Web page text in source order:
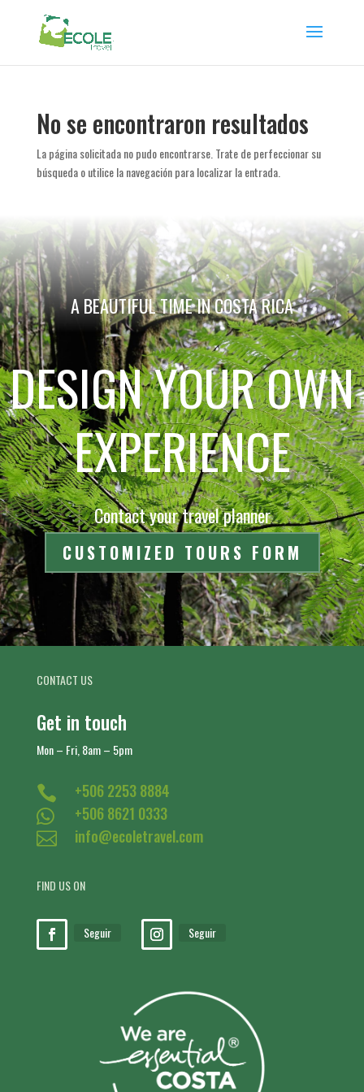
No se encontraron resultados
La página solicitada no pudo encontrarse. Trate de perfeccionar su
búsqueda o utilice la navegación para localizar la entrada.
A BEAUTIFUL TIME IN COSTA RICA
DESIGN YOUR OWN
EXPERIENCE
Contact your travel planner
CUSTOMIZED TOURS FORM
CONTACT US
Get in touch
Mon – Fri, 8am – 5pm
 +506 2253 8884
 +506 8621 0333
 info@ecoletravel.com
FIND US ON
Seguir Seguir